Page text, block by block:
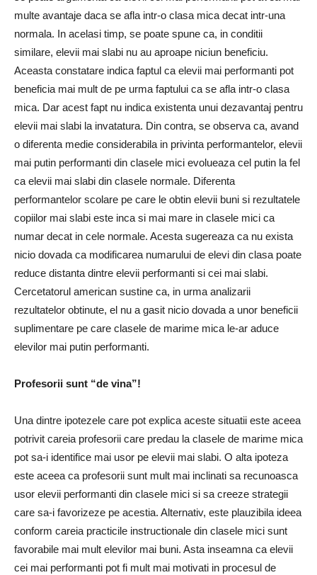
multe avantaje daca se afla intr-o clasa mica decat intr-una
normala. In acelasi timp, se poate spune ca, in conditii
similare, elevii mai slabi nu au aproape niciun beneficiu.
Aceasta constatare indica faptul ca elevii mai performanti pot
beneficia mai mult de pe urma faptului ca se afla intr-o clasa
mica. Dar acest fapt nu indica existenta unui dezavantaj pentru
elevii mai slabi la invatatura. Din contra, se observa ca, avand
o diferenta medie considerabila in privinta performantelor, elevii
mai putin performanti din clasele mici evolueaza cel putin la fel
ca elevii mai slabi din clasele normale. Diferenta
performantelor scolare pe care le obtin elevii buni si rezultatele
copiilor mai slabi este inca si mai mare in clasele mici ca
numar decat in cele normale. Acesta sugereaza ca nu exista
nicio dovada ca modificarea numarului de elevi din clasa poate
reduce distanta dintre elevii performanti si cei mai slabi.
Cercetatorul american sustine ca, in urma analizarii
rezultatelor obtinute, el nu a gasit nicio dovada a unor beneficii
suplimentare pe care clasele de marime mica le-ar aduce
elevilor mai putin performanti.
Profesorii sunt “de vina”!
Una dintre ipotezele care pot explica aceste situatii este aceea
potrivit careia profesorii care predau la clasele de marime mica
pot sa-i identifice mai usor pe elevii mai slabi. O alta ipoteza
este aceea ca profesorii sunt mult mai inclinati sa recunoasca
usor elevii performanti din clasele mici si sa creeze strategii
care sa-i favorizeze pe acestia. Alternativ, este plauzibila ideea
conform careia practicile instructionale din clasele mici sunt
favorabile mai mult elevilor mai buni. Asta inseamna ca elevii
cei mai performanti pot fi mult mai motivati in procesul de